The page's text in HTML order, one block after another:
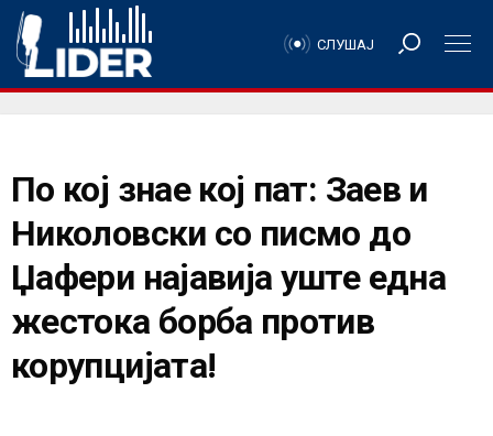
СЛУШАЈ
По кој знае кој пат: Заев и
Николовски со писмо до
Џафери најавија уште една
жестока борба против
корупцијата!